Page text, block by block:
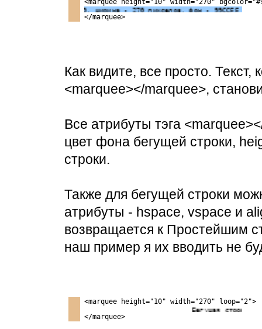
<marquee height="10" width="270"
высота - 10, ширина - 270 пикселов, фон - 99CCFF
</marquee>
Как видите, все просто.
<marquee></marquee>,
Все атрибуты тэга
цвет фона бегущей строки,
строки.
Также для бегущей строки
атрибуты - hspace, vspace и
возвращается к Простейшим
наш пример я их вводить не
<marquee height="10" width="270" loop="2">
Бегущая строка
</marquee>